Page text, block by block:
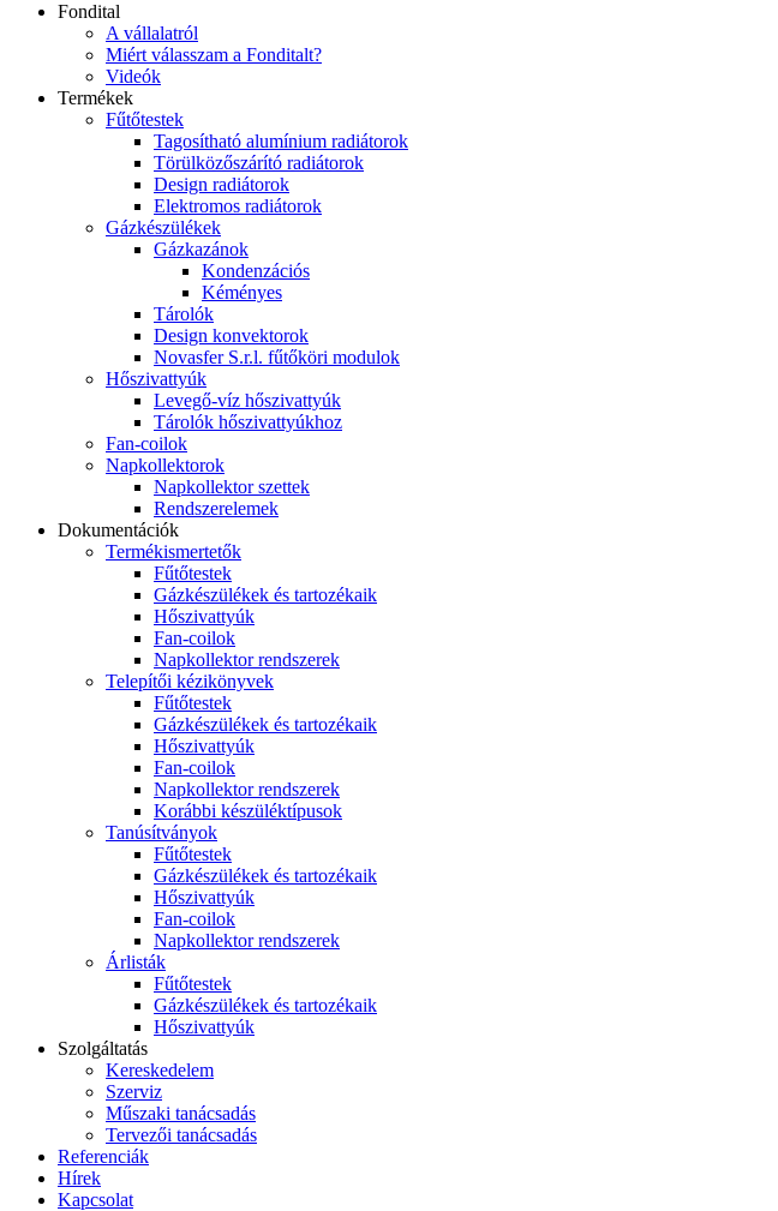
Fondital
A vállalatról
Miért válasszam a Fonditalt?
Videók
Termékek
Fűtőtestek
Tagosítható alumínium radiátorok
Törülközőszárító radiátorok
Design radiátorok
Elektromos radiátorok
Gázkészülékek
Gázkazánok
Kondenzációs
Kéményes
Tárolók
Design konvektorok
Novasfer S.r.l. fűtőköri modulok
Hőszivattyúk
Levegő-víz hőszivattyúk
Tárolók hőszivattyúkhoz
Fan-coilok
Napkollektorok
Napkollektor szettek
Rendszerelemek
Dokumentációk
Termékismertetők
Fűtőtestek
Gázkészülékek és tartozékaik
Hőszivattyúk
Fan-coilok
Napkollektor rendszerek
Telepítői kézikönyvek
Fűtőtestek
Gázkészülékek és tartozékaik
Hőszivattyúk
Fan-coilok
Napkollektor rendszerek
Korábbi készüléktípusok
Tanúsítványok
Fűtőtestek
Gázkészülékek és tartozékaik
Hőszivattyúk
Fan-coilok
Napkollektor rendszerek
Árlisták
Fűtőtestek
Gázkészülékek és tartozékaik
Hőszivattyúk
Szolgáltatás
Kereskedelem
Szerviz
Műszaki tanácsadás
Tervezői tanácsadás
Referenciák
Hírek
Kapcsolat